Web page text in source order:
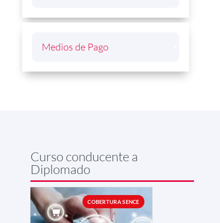
Medios de Pago
Curso conducente a
Diplomado
COBERTURA SENCE